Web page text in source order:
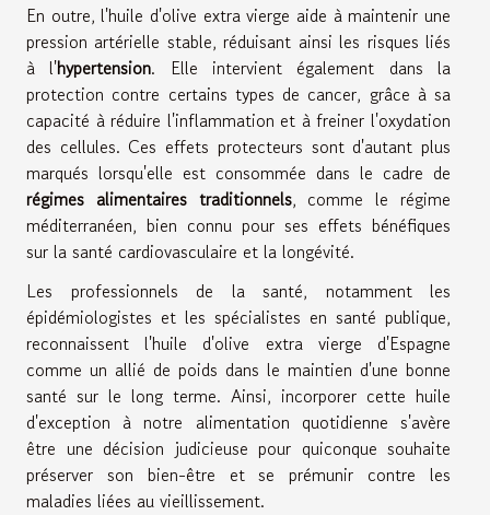
En outre, l'huile d'olive extra vierge aide à maintenir une
pression artérielle stable, réduisant ainsi les risques liés
à l'hypertension. Elle intervient également dans la
protection contre certains types de cancer, grâce à sa
capacité à réduire l'inflammation et à freiner l'oxydation
des cellules. Ces effets protecteurs sont d'autant plus
marqués lorsqu'elle est consommée dans le cadre de
régimes alimentaires traditionnels, comme le régime
méditerranéen, bien connu pour ses effets bénéfiques
sur la santé cardiovasculaire et la longévité.
Les professionnels de la santé, notamment les
épidémiologistes et les spécialistes en santé publique,
reconnaissent l'huile d'olive extra vierge d'Espagne
comme un allié de poids dans le maintien d'une bonne
santé sur le long terme. Ainsi, incorporer cette huile
d'exception à notre alimentation quotidienne s'avère
être une décision judicieuse pour quiconque souhaite
préserver son bien-être et se prémunir contre les
maladies liées au vieillissement.